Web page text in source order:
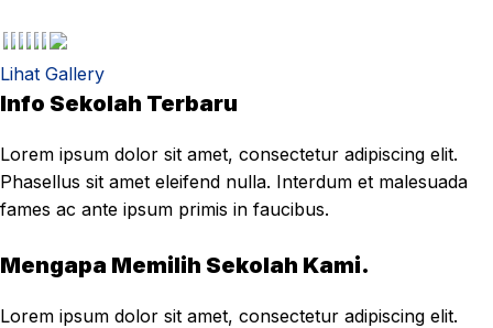
Lihat Gallery
Info Sekolah Terbaru
Lorem ipsum dolor sit amet, consectetur adipiscing elit.
Phasellus sit amet eleifend nulla. Interdum et malesuada
fames ac ante ipsum primis in faucibus.
Mengapa Memilih Sekolah Kami.
Lorem ipsum dolor sit amet, consectetur adipiscing elit.